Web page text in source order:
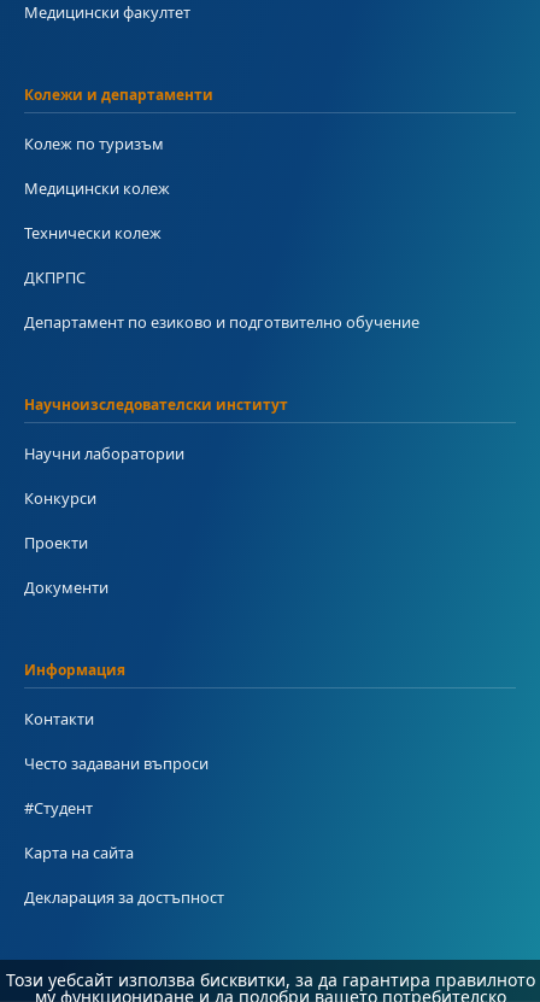
Медицински факултет
Колежи и департаменти
Колеж по туризъм
Медицински колеж
Технически колеж
ДКПРПС
Департамент по езиково и подготвително обучение
Научноизследователски институт
Научни лаборатории
Конкурси
Проекти
Документи
Информация
Контакти
Често задавани въпроси
#Студент
Карта на сайта
Декларация за достъпност
Този уебсайт използва бисквитки, за да гарантира правилното
му функциониране и да подобри вашето потребителско